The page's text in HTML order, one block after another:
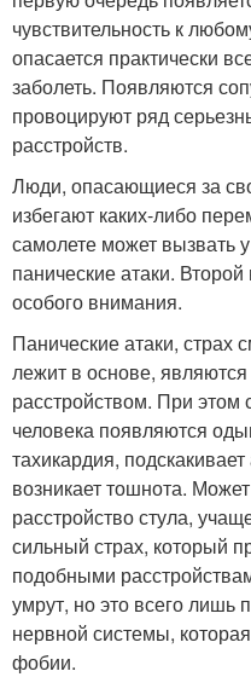
чувствительность к
опасается практически
заболеть. Появляются
провоцируют ряд
расстройств.
Люди, опасающиеся за
избегают каких-либо
самолете может вызвать
панические атаки.
особого внимания.
Панические атаки, страх
лежит в основе,
расстройством. При
человека появляются
тахикардия,
возникает тошнота.
расстройство стула,
сильный страх, который
подобными
умрут, но это всего лишь
нервной системы,
фобии.